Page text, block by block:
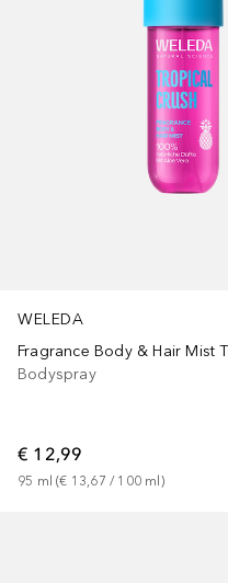
WELEDA
Fragrance Body & Hair Mist
Bodyspray
€ 12,99
95 ml (€ 13,67 / 100 ml )